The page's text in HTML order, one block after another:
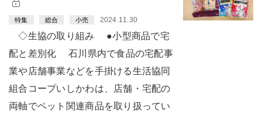
特集 総合 小売 2024.11.30
◇生協の取り組み ●小型商品で宅
配と差別化 石川県内で食品の宅配事
業や店舗事業などを手掛ける生活協同
組合コープいしかわは、店舗・宅配の
両軸でペット関連商品を取り扱ってい